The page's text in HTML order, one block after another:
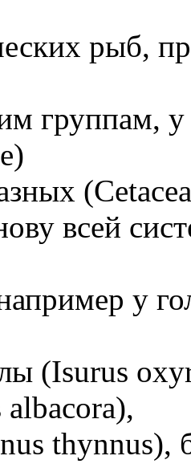
рыб,
группам,
всей
у
(Isurus
thynnus),